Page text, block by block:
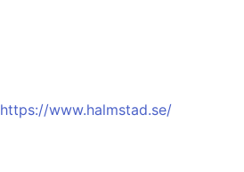
https://www.halmstad.se/